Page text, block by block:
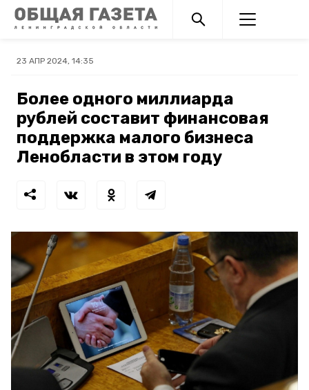
23 АПР 2024, 14:35
Более одного миллиарда
рублей составит финансовая
поддержка малого бизнеса
Ленобласти в этом году